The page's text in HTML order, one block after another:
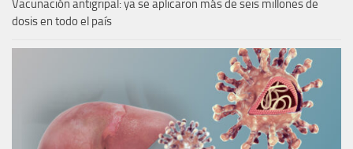
Vacunación antigripal: ya se aplicaron más de seis millones de
dosis en todo el país